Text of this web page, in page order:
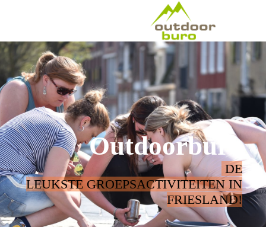
Outdoorburo
DE
LEUKSTE GROEPSACTIVITEITEN IN
FRIESLAND!